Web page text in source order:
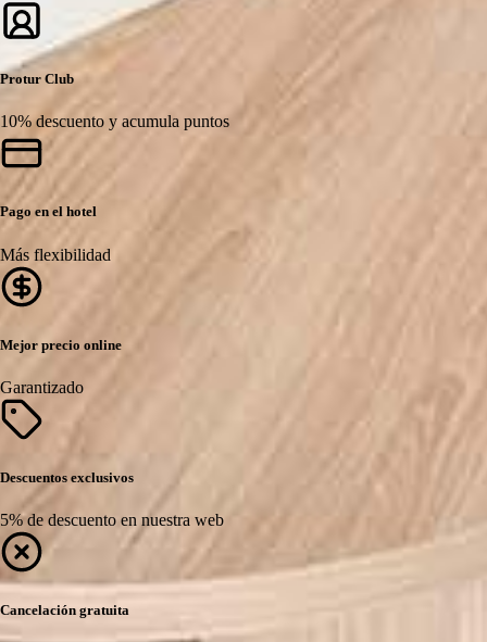
Protur Club
10% descuento y acumula puntos
Pago en el hotel
Más flexibilidad
Mejor precio online
Garantizado
Descuentos exclusivos
5% de descuento en nuestra web
Cancelación gratuita